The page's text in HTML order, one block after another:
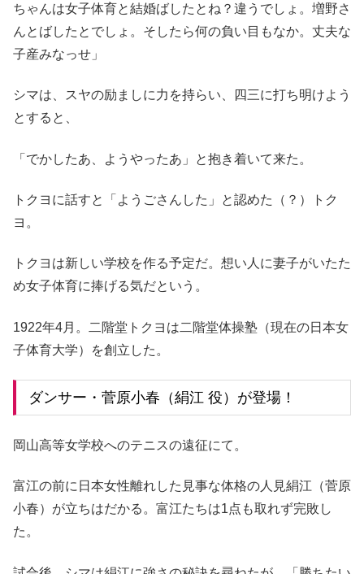
ちゃんは女子体育と結婚ばしたとね？違うでしょ。増野さ
んとばしたとでしょ。そしたら何の負い目もなか。丈夫な
子産みなっせ」
シマは、スヤの励ましに力を持らい、四三に打ち明けよう
とすると、
「でかしたあ、ようやったあ」と抱き着いて来た。
トクヨに話すと「ようごさんした」と認めた（？）トク
ヨ。
トクヨは新しい学校を作る予定だ。想い人に妻子がいたた
め女子体育に捧げる気だという。
1922年4月。二階堂トクヨは二階堂体操塾（現在の日本女
子体育大学）を創立した。
ダンサー・菅原小春（絹江 役）が登場！
岡山高等女学校へのテニスの遠征にて。
富江の前に日本女性離れした見事な体格の人見絹江（菅原
小春）が立ちはだかる。富江たちは1点も取れず完敗し
た。